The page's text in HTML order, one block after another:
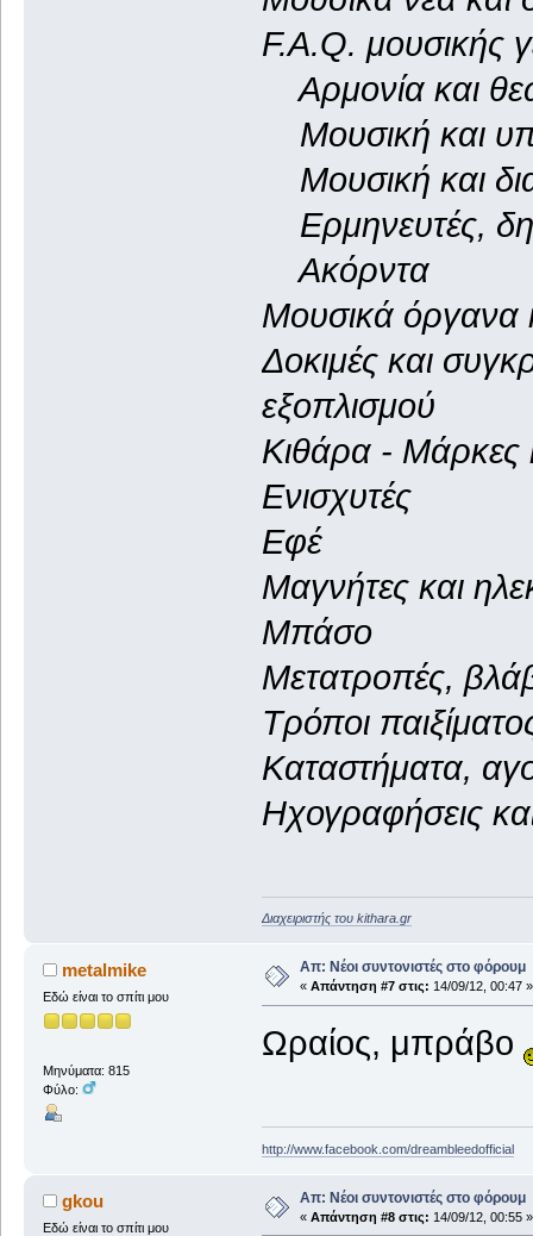
F.A.Q. μουσικής
Αρμονία και
Μουσική και
Μουσική και
Ερμηνευτές,
Ακόρντα
Μουσικά όργανα
Δοκιμές και
εξοπλισμού
Κιθάρα - Μάρκες
Ενισχυτές
Εφέ
Μαγνήτες και
Μπάσο
Μετατροπές,
Τρόποι
Καταστήματα,
Ηχογραφήσεις
Διαχειριστής του kithara.gr
metalmike
Εδώ είναι το σπίτι μου
Μηνύματα: 815
Φύλο:
Απ: Νέοι συντονιστές στο φόρουμ
« Απάντηση #7 στις: 14/09/12, 00:47 »
Ωραίος, μπράβο
http://www.facebook.com/dreambleedofficial
gkou
Εδώ είναι το σπίτι μου
Απ: Νέοι συντονιστές στο φόρουμ
« Απάντηση #8 στις: 14/09/12, 00:55 »